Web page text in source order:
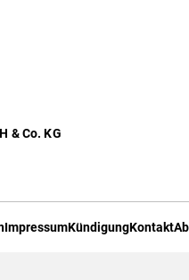
& Co. KG
ImpressumKündigungKontakt